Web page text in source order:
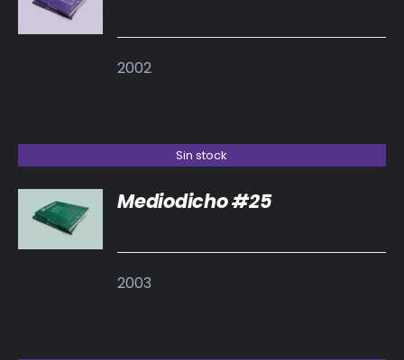
DETALLES
2002
Sin stock
DETALLES
Mediodicho #25
2003